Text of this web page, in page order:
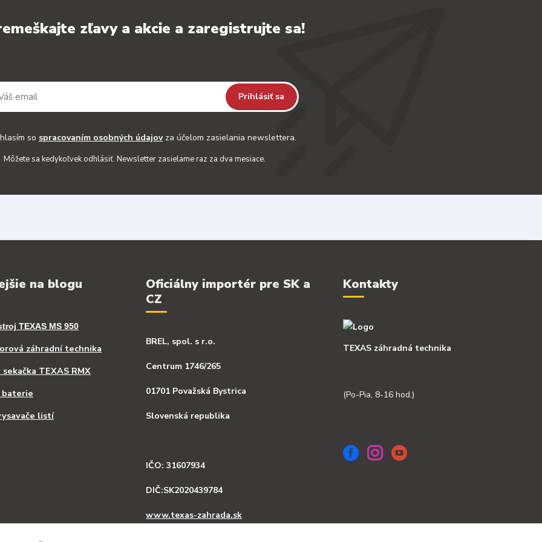
zľavy a akcie a zaregistrujte sa!
Prihlásiť sa
so spracovaním osobných údajovza účelom zasielania newslettera.
Môžete sa kedykoľvek odhlásiť. Newsletter zasielame raz za dva mesiace.
na blogu
TEXAS MS 950
záhradní technika
TEXAS RMX
listí
Oficiálny importér pre SK a
CZ
BREL, spol. s r.o.
Centrum 1746/265
01701 Považská Bystrica
Slovenská republika
IČO: 31607934
DIČ:SK2020439784
www.texas-zahrada.sk
Kontakty
TEXAS záhradná technika
(Po-Pia, 8-16 hod.)